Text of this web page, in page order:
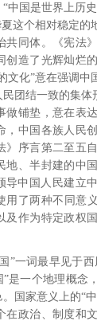
中国是世界上历
这个相对稳定的
共同体。《宪法
创造了光辉灿烂
文化”意在强调中
团结一致的集体
做铺垫，意在表
，中国各族人民
》序言第二至五
地、半封建的中国
导中国人民建立
用了两种不同
及作为特定政权
”一词最早见于
是一个地理概念
国家意义上的“
在政治、制度和